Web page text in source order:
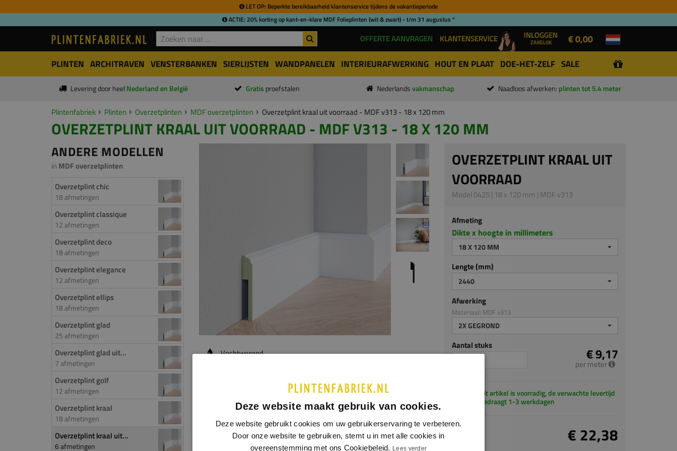
LET OP: Beperkte bereikbaarheid klantenservice tijdens de vakantieperiode
ACTIE: 20% korting op kant-en-klare MDF Folieplinten (wit & zwart) - t/m 31 augustus *
OFFERTE AANVRAGEN KLANTENSERVICE INLOGGEN
ZAKELIJK € 0,00
PLINTEN ARCHITRAVEN VENSTERBANKEN SIERLIJSTEN WANDPANELEN INTERIEURAFWERKING HOUT EN PLAAT DOE-HET-ZELF SALE
Levering door heel Nederland en België Gratis proefstalen Nederlands vakmanschap Naadloos afwerken: plinten tot 5.4 meter
Plintenfabriek Plinten Overzetplinten MDF overzetplinten Overzetplint kraal uit voorraad - MDF v313 - 18 x 120 mm
OVERZETPLINT KRAAL UIT VOORRAAD - MDF V313 - 18 X 120 MM
ANDERE MODELLEN
in MDF overzetplinten
Overzetplint chic
18 afmetingen
Overzetplint classique
12 afmetingen
Overzetplint deco
18 afmetingen
Overzetplint elegance
12 afmetingen
Overzetplint ellips
18 afmetingen
Overzetplint glad
25 afmetingen
Overzetplint glad uit...
7 afmetingen
Overzetplint golf
12 afmetingen
Overzetplint kraal
18 afmetingen
Overzetplint kraal uit...
6 afmetingen
Vochtwerend
SPECIFICATIES
Door middel van een uitsparing aan de achterzijde van de plint kan
de overzetplint gemakkelijk over de oude plint heen geplaatst
worden. Overzetplinten kunnen ook gebruikt worden wanneer je
veel kabels kwijt wil achter de plint.
OVERZETPLINT KRAAL UIT
VOORRAAD
Model 0425 | 18 x 120 mm | MDF v313
Afmeting
Dikte x hoogte in millimeters
18 X 120 MM
Lengte (mm)
2440
Afwerking
Materiaal: MDF v313
2X GEGROND
Aantal stuks € 9,17
per meter
Dit artikel is voorradig, de verwachte levertijd
bedraagt 1-3 werkdagen
Totaal € 22,38
Deze website maakt gebruik van cookies.
Deze website gebruikt cookies om uw gebruikerservaring te verbeteren.
Door onze website te gebruiken, stemt u in met alle cookies in
overeenstemming met ons Cookiebeleid. Lees verder